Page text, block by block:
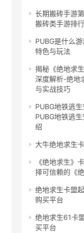
长期搬砖手游
搬砖类手游排
PUBG是什么
特色与玩法
揭秘《绝地求
深度解析-绝地
与实战技巧
PUBG地铁逃
PUBG地铁逃
绍
大牛绝地求生
《绝地求生》
择可信赖的《
绝地求生卡盟
购买平台
绝地求生61卡
买平台